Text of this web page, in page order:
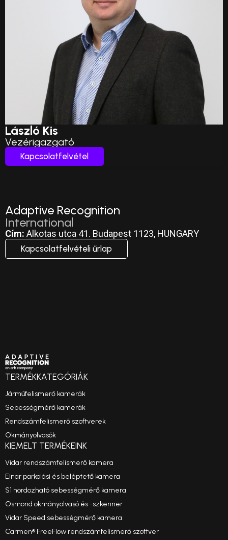
László Kis
Vezérigazgató
Kapcsolatfelvétel
Adaptive Recognition
International
Cím: Alkotas utca 41. Budapest 1123, HUNGARY
Kapcsolatfelvételi űrlap
TERMÉKKATEGÓRIÁK
Járműfelismerő kamerák
Sebességmérő kamerák
Rendszámfelismerő szoftverek
Okmányolvasók
KIEMELT TERMÉKEINK
Vidar rendszámfelismerő kamera
Einar parkolási és beléptető kamera
S1 hordozható sebességmérő kamera
Osmond okmányolvasó és -szkenner
Vidar Speed sebességmérő kamera
Carmen® FreeFlow rendszámfelismerő szoftver